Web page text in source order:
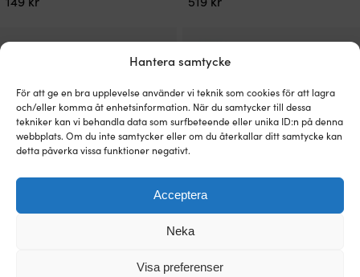
Hantera samtycke
För att ge en bra upplevelse använder vi teknik som cookies för att lagra
och/eller komma åt enhetsinformation. När du samtycker till dessa
tekniker kan vi behandla data som surfbeteende eller unika ID:n på denna
webbplats. Om du inte samtycker eller om du återkallar ditt samtycke kan
detta påverka vissa funktioner negativt.
Acceptera
Neka
Visa preferenser
Bensindunk / bränsledunk Scepter
Bensindunk / bränsledunk 1852-
Marine, 370 x 360 x 220 cm, 20 liter,
5 I LAGER